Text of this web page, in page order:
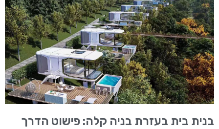
בנית בית בעזרת בניה קלה: פישוט הדרך